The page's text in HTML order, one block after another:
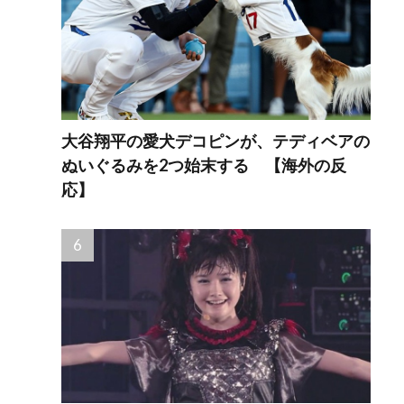
大谷翔平の愛犬デコピンが、テディベアの
ぬいぐるみを2つ始末する 【海外の反
応】